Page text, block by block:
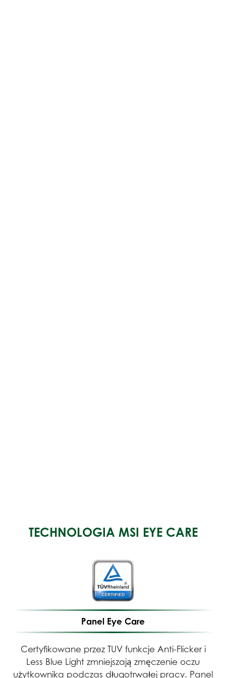
TECHNOLOGIA MSI EYE CARE
Panel Eye Care
Certyfikowane przez TUV funkcje Anti-Flicker i
Less Blue Light zmniejszają zmęczenie oczu
użytkownika podczas długotrwałej pracy. Panel